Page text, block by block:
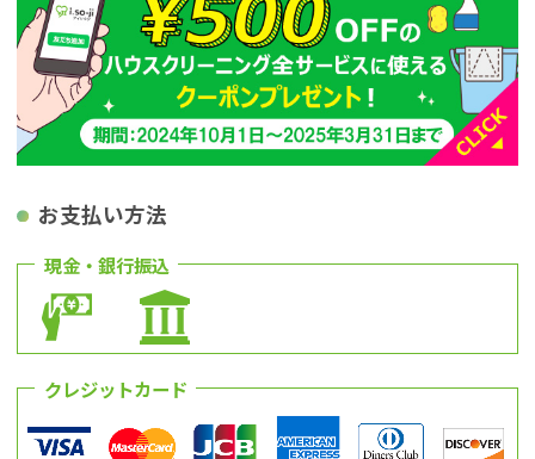
お支払い方法
現金・銀行振込
クレジットカード